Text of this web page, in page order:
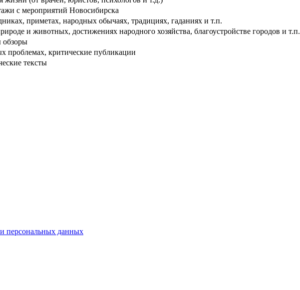
с мероприятий Новосибирска
приметах, народных обычаях, традициях, гаданиях и т.п.
и животных, достижениях народного хозяйства, благоустройстве городов и т.п.
обзоры
проблемах, критические публикации
тексты
персональных данных